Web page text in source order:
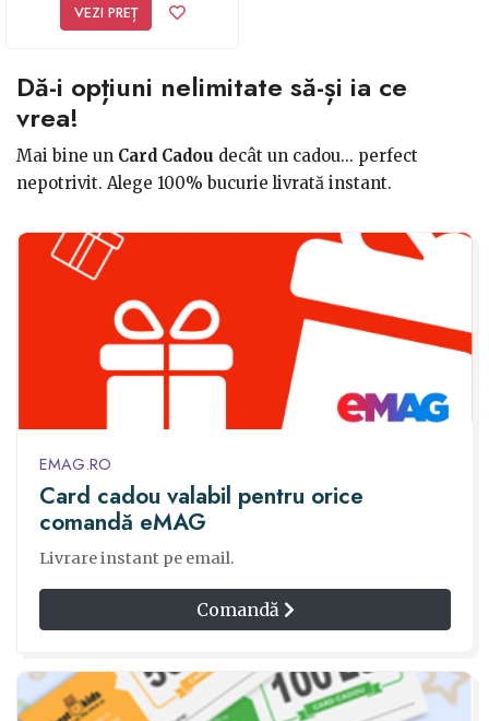
VEZI PREȚ
Dă-i opțiuni nelimitate să-și ia ce
vrea!
Mai bine un Card Cadou decât un cadou... perfect
nepotrivit. Alege 100% bucurie livrată instant.
EMAG.RO
Card cadou valabil pentru orice
comandă eMAG
Livrare instant pe email.
Comandă